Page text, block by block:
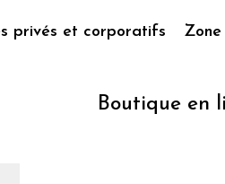
privés et corporatifs
Boutique en